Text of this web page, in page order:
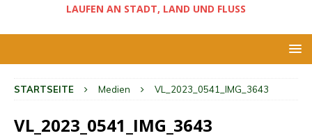
LAUFEN AN STADT, LAND UND FLUSS
STARTSEITE Medien VL_2023_0541_IMG_3643
VL_2023_0541_IMG_3643